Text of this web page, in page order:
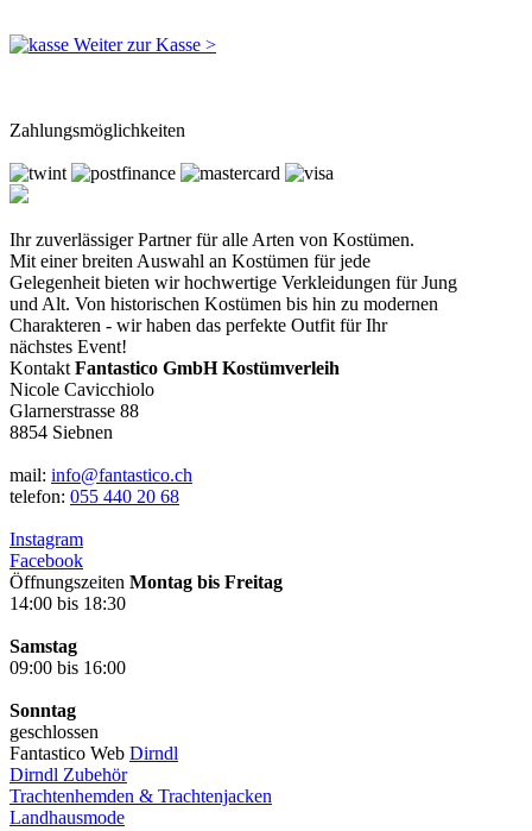
Weiter zur Kasse >
Zahlungsmöglichkeiten
Ihr zuverlässiger Partner für alle Arten von Kostümen.
Mit einer breiten Auswahl an Kostümen für jede
Gelegenheit bieten wir hochwertige Verkleidungen für Jung
und Alt. Von historischen Kostümen bis hin zu modernen
Charakteren - wir haben das perfekte Outfit für Ihr
nächstes Event!
Kontakt Fantastico GmbH Kostümverleih
Nicole Cavicchiolo
Glarnerstrasse 88
8854 Siebnen
mail: info@fantastico.ch
telefon: 055 440 20 68
Instagram
Facebook
Öffnungszeiten Montag bis Freitag
14:00 bis 18:30
Samstag
09:00 bis 16:00
Sonntag
geschlossen
Fantastico Web Dirndl
Dirndl Zubehör
Trachtenhemden & Trachtenjacken
Landhausmode